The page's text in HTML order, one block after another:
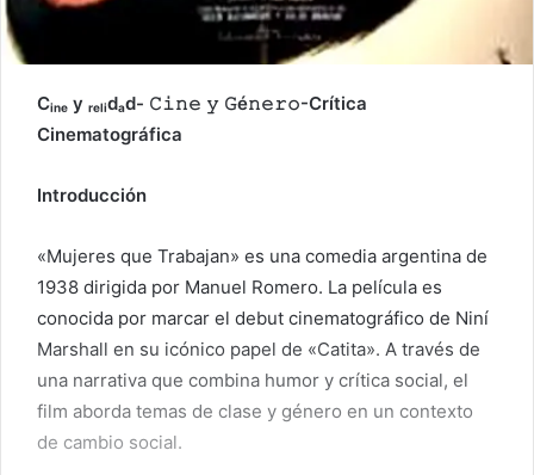
Cᵢₙₑ y ᵣₑₗᵢdₐd- 𝙲𝚒𝚗𝚎 𝚢 𝙶é𝚗𝚎𝚛𝚘-Crítica
Cinematográfica
Introducción
«Mujeres que Trabajan» es una comedia argentina de
1938 dirigida por Manuel Romero. La película es
conocida por marcar el debut cinematográfico de Niní
Marshall en su icónico papel de «Catita». A través de
una narrativa que combina humor y crítica social, el
film aborda temas de clase y género en un contexto
de cambio social.